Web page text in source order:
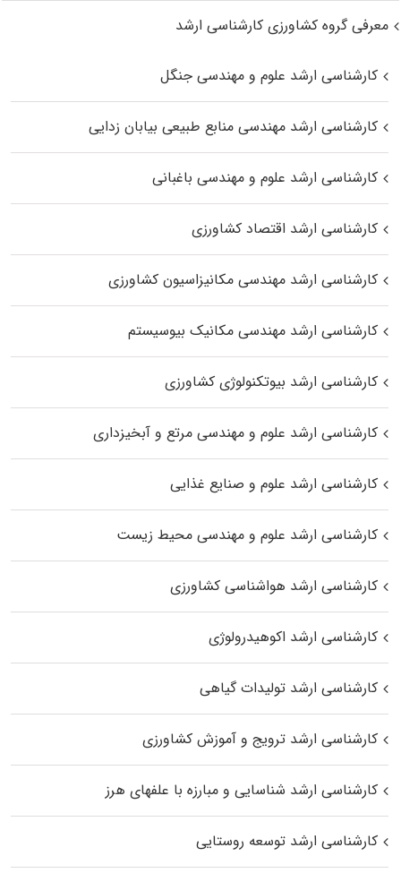
معرفی گروه کشاورزی کارشناسی ارشد
کارشناسی ارشد علوم و مهندسی جنگل
کارشناسی ارشد مهندسی منابع طبیعی بیابان زدایی
کارشناسی ارشد علوم و مهندسی باغبانی
کارشناسی ارشد اقتصاد کشاورزی
کارشناسی ارشد مهندسی مکانیزاسیون کشاورزی
کارشناسی ارشد مهندسی مکانیک بیوسیستم
کارشناسی ارشد بیوتکنولوژی کشاورزی
کارشناسی ارشد علوم و مهندسی مرتع و آبخیزداری
کارشناسی ارشد علوم و صنایع غذایی
کارشناسی ارشد علوم و مهندسی محیط زیست
کارشناسی ارشد هواشناسی کشاورزی
کارشناسی ارشد اکوهیدرولوژی
کارشناسی ارشد تولیدات گیاهی
کارشناسی ارشد ترویج و آموزش کشاورزی
کارشناسی ارشد شناسایی و مبارزه با علفهای هرز
کارشناسی ارشد توسعه روستایی